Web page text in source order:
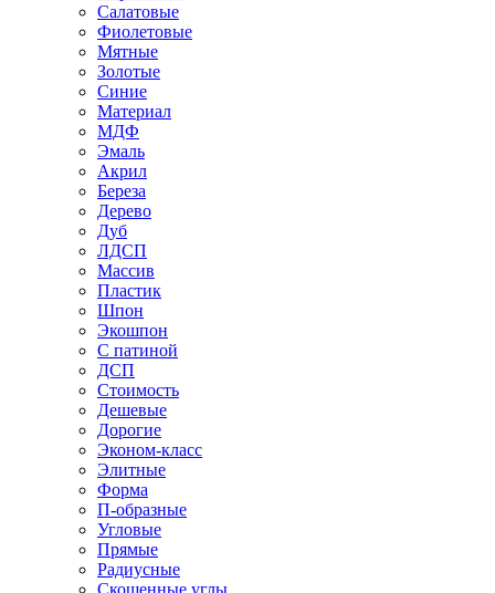
Салатовые
Фиолетовые
Мятные
Золотые
Синие
Материал
МДФ
Эмаль
Акрил
Береза
Дерево
Дуб
ЛДСП
Массив
Пластик
Шпон
Экошпон
С патиной
ДСП
Стоимость
Дешевые
Дорогие
Эконом-класс
Элитные
Форма
П-образные
Угловые
Прямые
Радиусные
Скошенные углы